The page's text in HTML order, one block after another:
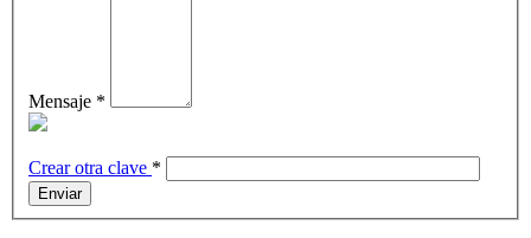
Mensaje *
Crear otra clave *
Enviar